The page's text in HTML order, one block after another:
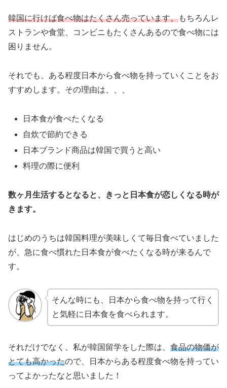
韓国に行けば食べ物はたくさん売っています。もちろんレ
ストランや食堂、コンビニもたくさんあるので食べ物には
困りません。
それでも、ある程度日本から食べ物を持っていくことをお
すすめします。その理由は、、、
日本食が食べたくなる
自炊で節約できる
日本ブランド商品は韓国で買うと高い
料理の際に便利
数ヶ月生活するとなると、きっと日本食が恋しくなる時が
きます。
はじめのうちは韓国料理が美味しくて毎日食べていました
が、急に食べ慣れた日本食が食べたくなる時が来るんで
す。
そんな時にも、日本から食べ物を持って行く
と気軽に日本食を食べられます。
それだけでなく、私が韓国留学をした際は、 食品の物価が
とても高かったので、日本からある程度食べ物を持ってい
ってよかったなと思いました！